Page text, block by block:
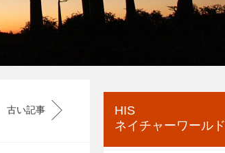
古い記事
HIS
ネイチャーワールド